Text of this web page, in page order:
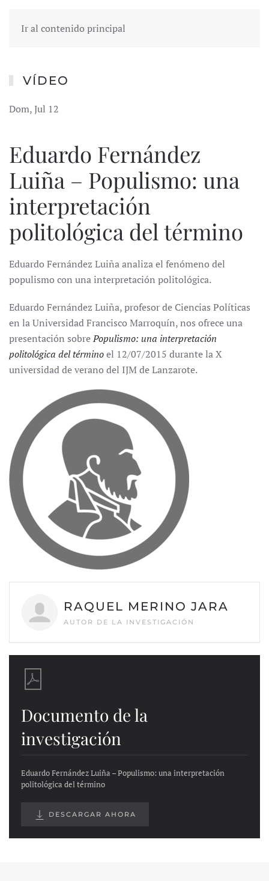
Ir al contenido principal
VÍDEO
Dom, Jul 12
Eduardo Fernández
Luiña – Populismo: una
interpretación
politológica del término
Eduardo Fernández Luiña analiza el fenómeno del
populismo con una interpretación politológica.
Eduardo Fernández Luiña, profesor de Ciencias Políticas
en la Universidad Francisco Marroquín, nos ofrece una
presentación sobrePopulismo: una interpretación
politológica del términoel 12/07/2015 durante la X
universidad de verano del IJM de Lanzarote.
RAQUEL MERINO JARA
AUTOR DE LA INVESTIGACIÓN
Documento de la
investigación
Eduardo Fernández Luiña – Populismo: una interpretación
politológica del término
DESCARGAR AHORA